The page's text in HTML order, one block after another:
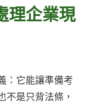
理企業現
：它能讓準備考
不是只背法條，